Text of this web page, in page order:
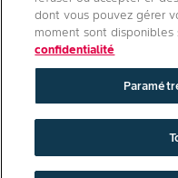
Suivez-nous
Conditions générales
Politique de
Paramétrer vos préférences/
Copyright © Bayer Crop
dont vous pouvez gérer
moment sont
confidentialité